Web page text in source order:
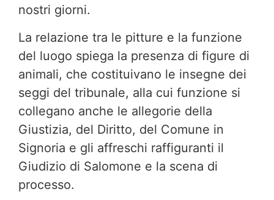
nostri giorni.
La relazione tra le pitture e la funzione
del luogo spiega la presenza di figure di
animali, che costituivano le insegne dei
seggi del tribunale, alla cui funzione si
collegano anche le allegorie della
Giustizia, del Diritto, del Comune in
Signoria e gli affreschi raffiguranti il
Giudizio di Salomone e la scena di
processo.